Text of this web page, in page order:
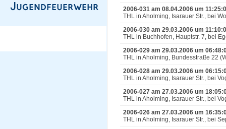
2006-031 am 08.04.2006 um
THL in Aholming, Isarauer Str., bei
2006-030 am 29.03.2006 um
THL in Buchhofen, Hauptstr. 7, bei
2006-029 am 29.03.2006 um
THL in Aholming, Bundesstraße 22
2006-028 am 29.03.2006 um
THL in Aholming, Isarauer Str., bei
2006-027 am 27.03.2006 um
THL in Aholming, Isarauer Str., bei
2006-026 am 27.03.2006 um
THL in Aholming, Isarauer Str., bei